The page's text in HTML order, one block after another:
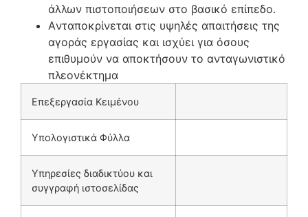
άλλων πιστοποιήσεων στο βασικό επίπεδο.
Aνταποκρίνεται στις υψηλές απαιτήσεις της
αγοράς εργασίας και ισχύει για όσους
επιθυμούν να αποκτήσουν το ανταγωνιστικό
πλεονέκτημα
Επεξεργασία Κειμένου
Υπολογιστικά Φύλλα
Υπηρεσίες διαδικτύου και
συγγραφή ιστοσελίδας